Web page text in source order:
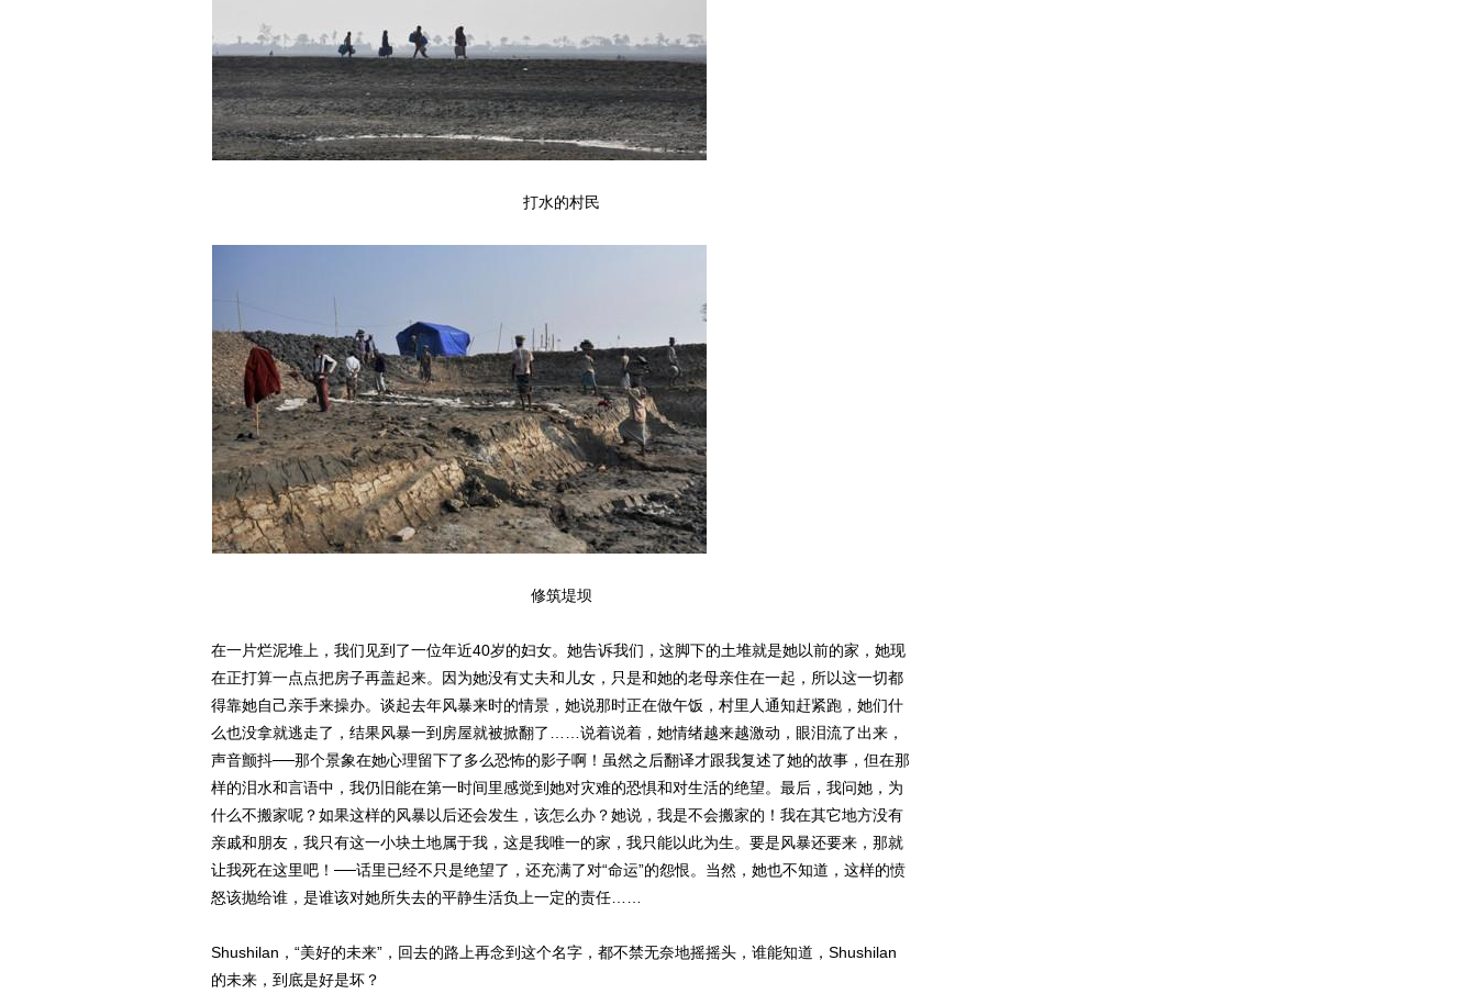
打水的村民
修筑堤坝
在一片烂泥堆上，我们见到了一位年近40岁的妇女。她告诉我们，这脚下的土堆就是她以前的家，她现
在正打算一点点把房子再盖起来。因为她没有丈夫和儿女，只是和她的老母亲住在一起，所以这一切都
得靠她自己亲手来操办。谈起去年风暴来时的情景，她说那时正在做午饭，村里人通知赶紧跑，她们什
么也没拿就逃走了，结果风暴一到房屋就被掀翻了……说着说着，她情绪越来越激动，眼泪流了出来，
声音颤抖──那个景象在她心理留下了多么恐怖的影子啊！虽然之后翻译才跟我复述了她的故事，但在那
样的泪水和言语中，我仍旧能在第一时间里感觉到她对灾难的恐惧和对生活的绝望。最后，我问她，为
什么不搬家呢？如果这样的风暴以后还会发生，该怎么办？她说，我是不会搬家的！我在其它地方没有
亲戚和朋友，我只有这一小块土地属于我，这是我唯一的家，我只能以此为生。要是风暴还要来，那就
让我死在这里吧！──话里已经不只是绝望了，还充满了对“命运”的怨恨。当然，她也不知道，这样的愤
怒该抛给谁，是谁该对她所失去的平静生活负上一定的责任……
Shushilan，“美好的未来”，回去的路上再念到这个名字，都不禁无奈地摇摇头，谁能知道，Shushilan
的未来，到底是好是坏？